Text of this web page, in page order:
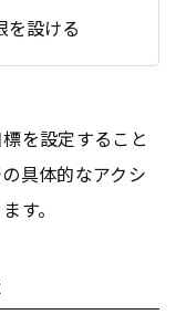
を設ける
を設定すること
具体的なアクシ
す。